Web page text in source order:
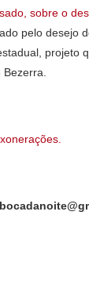
sobre o
pelo desejo
projeto